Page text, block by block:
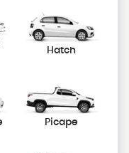
Hatch
Picape